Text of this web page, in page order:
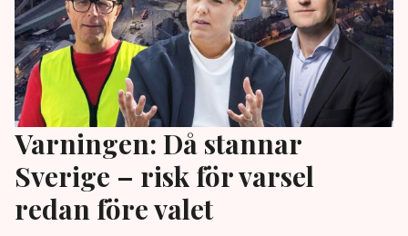
Varningen: Då stannar
Sverige – risk för varsel
redan före valet